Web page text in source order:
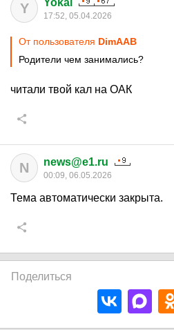
Y Yokai
17:52, 05.04.2026
От пользователя DimAAB
Родители чем занимались?
читали твой кал на ОАК
N news@e1.ru
00:09, 06.05.2026
Тема автоматически закрыта.
Поделиться